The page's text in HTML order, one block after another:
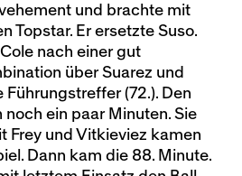
und brachte mit
Topstar. Er ersetzte Suso.
nach einer gut
über Suarez und
(72.). Den
noch ein paar Minuten. Sie
Frey und Vitkieviez kamen
Dann kam die 88. Minute.